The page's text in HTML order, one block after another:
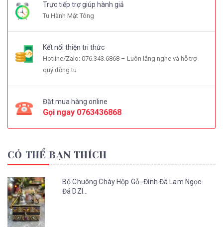
Trực tiếp trợ giúp hành giả
Tu Hành Mật Tông
Kết nối thiện tri thức
Hotline/Zalo: 076.343.6868 – Luôn lắng nghe và hỗ trợ
quý đồng tu
Đặt mua hàng online
Gọi ngay 0763436868
CÓ THỂ BẠN THÍCH
Bộ Chuông Chày Hộp Gỗ -Đính Đá Lam Ngọc-
Đá DZI...